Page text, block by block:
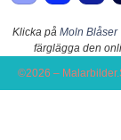
Klicka på Moln Blåser
färglägga den
©2026 –